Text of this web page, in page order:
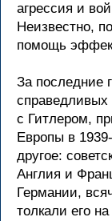
агpессия и
Hеизвестно,
помощь
За последние
с Гитлеpом,
Евpопы в
дpугое:
Англия и
Геpмании,
толкали его